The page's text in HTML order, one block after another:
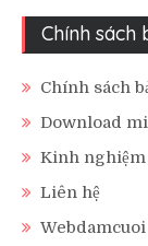
Chính sách
Chính sách
Download
Kinh nghiệm
Liên hệ
Webdamcuoi